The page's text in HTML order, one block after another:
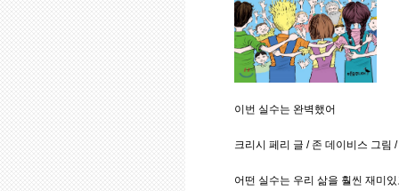
이번 실수는 완벽했어
크리시 페리 글 / 존 데이비스 그림
어떤 실수는 우리 삶을 훨씬 재미